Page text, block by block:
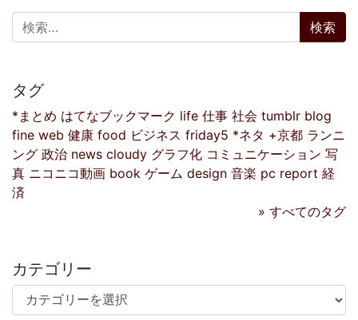
検索:
タグ
*まとめ はてなブックマーク life 仕事 社会 tumblr blog
fine web 健康 food ビジネス friday5 *ネタ +京都 ランニ
ング 政治 news cloudy グラフ化 コミュニケーション 写
真 ニコニコ動画 book ゲーム design 音楽 pc report 経
済
» すべてのタグ
カテゴリー
カテゴリー